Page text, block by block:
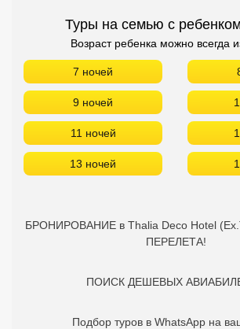
Туры на семью с
Возраст ребенка можно всегда
7 ночей
9 ночей
11 ночей
13 ночей
БРОНИРОВАНИЕ в Thalia Deco Hotel
ПЕРЕЛЕТА!
ПОИСК ДЕШЕВЫХ
Подбор туров в WhatsApp на